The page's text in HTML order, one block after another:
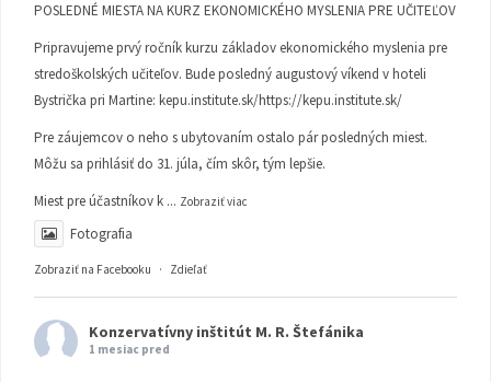
POSLEDNÉ MIESTA NA KURZ EKONOMICKÉHO MYSLENIA PRE UČITEĽOV
Pripravujeme prvý ročník kurzu základov ekonomického myslenia pre
stredoškolských učiteľov. Bude posledný augustový víkend v hoteli
Bystrička pri Martine: kepu.institute.sk/https://kepu.institute.sk/
Pre záujemcov o neho s ubytovaním ostalo pár posledných miest.
Môžu sa prihlásiť do 31. júla, čím skôr, tým lepšie.
Miest pre účastníkov k ... Zobraziť viac
Fotografia
Zobraziť na Facebooku · Zdieľať
Konzervatívny inštitút M. R. Štefánika
1 mesiac pred